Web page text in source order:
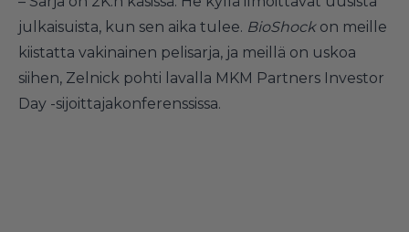
julkaisuista, kun sen aika tulee. BioShock on meille
kiistatta vakinainen pelisarja, ja meillä on uskoa
siihen, Zelnick pohti lavalla MKM Partners Investor
Day -sijoittajakonferenssissa.